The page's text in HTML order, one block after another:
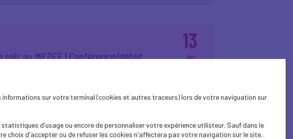
13
avr.
soir au MEDEF | Conférence/débat
sur votre terminal (cookies et autres traceurs) lors de votre naviguation sur
d'usage ou encore de personnaliser votre expérience utilisteur. Sauf dans le
choix d'accepter ou de refuser les cookies n'affectera pas votre navigation sur le site.